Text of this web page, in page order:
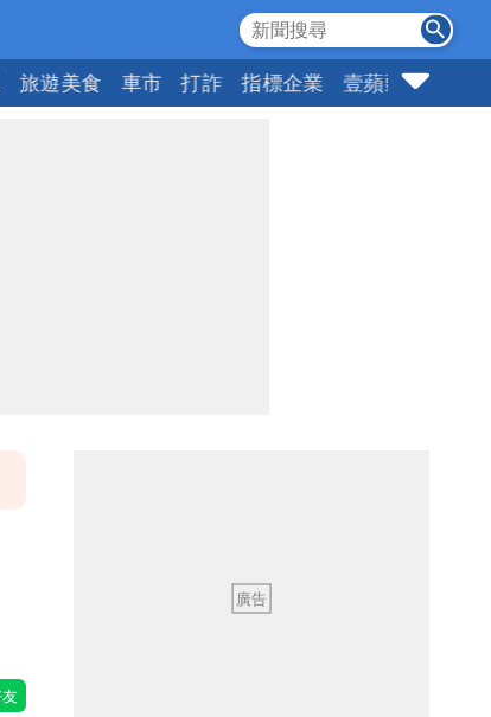
旅遊美食 車市 打詐 指標企業 壹蘋頭家